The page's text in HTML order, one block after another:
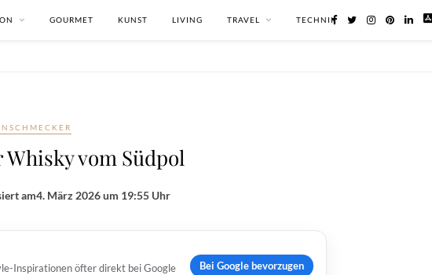
GOURMET KUNST LIVING TRAVEL TECHNIK
Whisky vom Südpol
am4. März 2026 um 19:55 Uhr
Inspirationen öfter direkt bei Google
Bei Google bevorzugen